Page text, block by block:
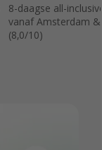
8-daagse all-
vanaf Amsterdam
(8,0/10)